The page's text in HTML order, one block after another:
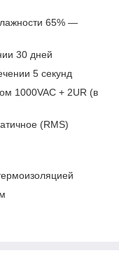
65% ―
30 дней
5 секунд
1000VAC + 2UR (в
(RMS)